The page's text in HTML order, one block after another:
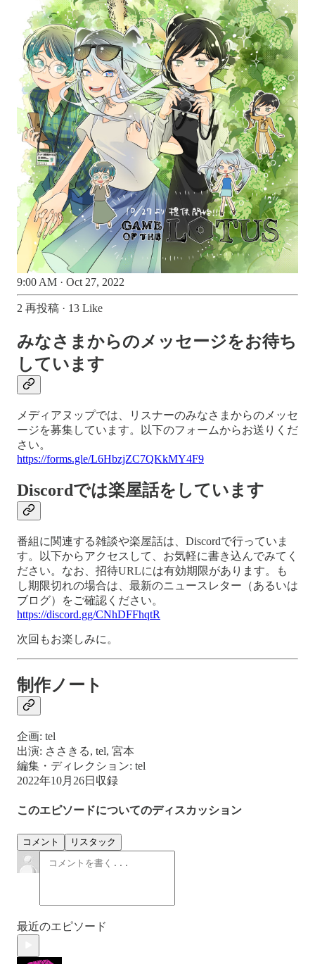
9:00 AM · Oct 27, 2022
2 再投稿 · 13 Like
みなさまからのメッセージをお待ち
しています
メディアヌップでは、リスナーのみなさまからのメッセ
ージを募集しています。以下のフォームからお送りくだ
さい。
https://forms.gle/L6HbzjZC7QKkMY4F9
Discordでは楽屋話をしています
番組に関連する雑談や楽屋話は、Discordで行っていま
す。以下からアクセスして、お気軽に書き込んでみてく
ださい。なお、招待URLには有効期限があります。も
し期限切れの場合は、最新のニュースレター（あるいは
ブログ）をご確認ください。
https://discord.gg/CNhDFFhqtR
次回もお楽しみに。
制作ノート
企画: tel
出演: ささきる, tel, 宮本
編集・ディレクション: tel
2022年10月26日収録
このエピソードについてのディスカッション
コメント リスタック
最近のエピソード